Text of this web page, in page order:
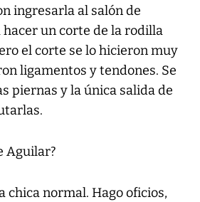
ingresarla al salón de
hacer un corte de la rodilla
el corte se lo hicieron muy
ligamentos y tendones. Se
piernas y la única salida de
Aguilar?
chica normal. Hago oficios,